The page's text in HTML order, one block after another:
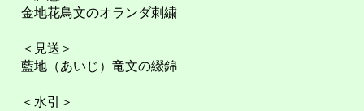
金地花鳥文のオランダ刺繍
＜見送＞
藍地（あいじ）竜文の綴錦
＜水引＞